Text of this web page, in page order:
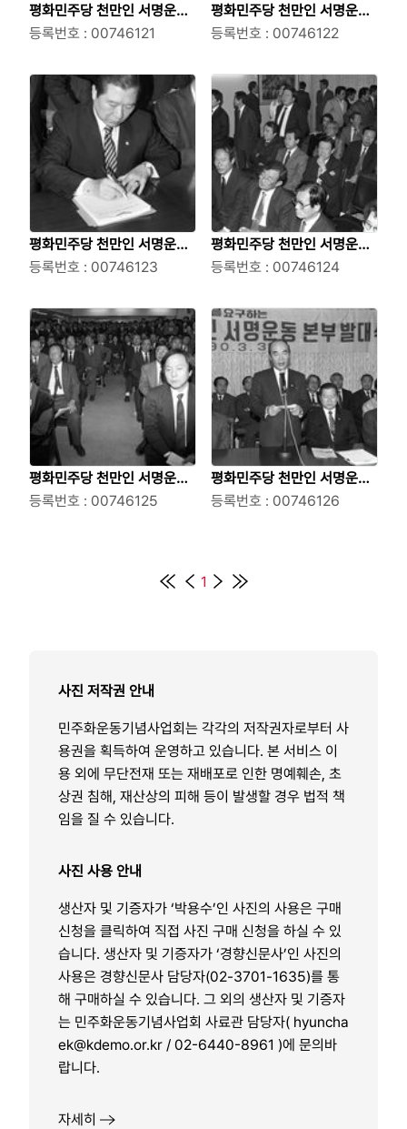
평화민주당 천만인 서명운동
본부 발대식에서 연설하는 김
등록번호 : 00746121
평화민주당 천만인 서명운동
본부 발대식에서 김대중, 이우
등록번호 : 00746122
평화민주당 천만인 서명운동
본부 발대식에서 김대중, 이우
등록번호 : 00746123
평화민주당 천만인 서명운동
본부 발대식에서 서명을 지켜
등록번호 : 00746124
평화민주당 천만인 서명운동
본부 발대식 참석자들
등록번호 : 00746125
평화민주당 천만인 서명운동
본부 발대식에서 연설하는 의
등록번호 : 00746126
1
사진 저작권 안내
민주화운동기념사업회는 각각의 저작권자로부터 사
용권을 획득하여 운영하고 있습니다. 본 서비스 이
용 외에 무단전재 또는 재배포로 인한 명예훼손, 초
상권 침해, 재산상의 피해 등이 발생할 경우 법적 책
임을 질 수 있습니다.
사진 사용 안내
생산자 및 기증자가 ‘박용수’인 사진의 사용은 구매
신청을 클릭하여 직접 사진 구매 신청을 하실 수 있
습니다. 생산자 및 기증자가 ‘경향신문사’인 사진의
사용은 경향신문사 담당자(02-3701-1635)를 통
해 구매하실 수 있습니다. 그 외의 생산자 및 기증자
는 민주화운동기념사업회 사료관 담당자( hyuncha
ek@kdemo.or.kr / 02-6440-8961 )에 문의바
랍니다.
자세히